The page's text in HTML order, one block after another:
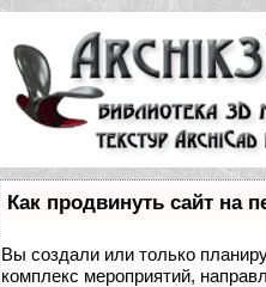
Как продвинуть сайт на
Вы создали или только
комплекс мероприятий,